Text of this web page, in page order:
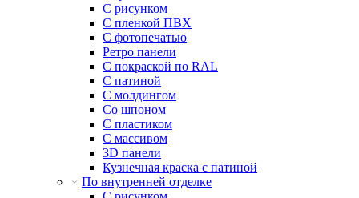
С рисунком
С пленкой ПВХ
С фотопечатью
Ретро панели
С покраской по RAL
С патиной
С молдингом
Со шпоном
С пластиком
С массивом
3D панели
Кузнечная краска с патиной
По внутренней отделке